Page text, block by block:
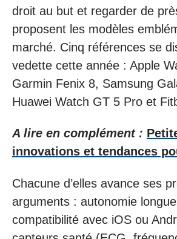
droit au but et regarder de
proposent les modèles
marché. Cinq références se
vedette cette année : Apple
Garmin Fenix 8, Samsung
Huawei Watch GT 5 Pro et
A lire en complément :
innovations et tendances
Chacune d’elles avance ses
arguments : autonomie
compatibilité avec iOS ou